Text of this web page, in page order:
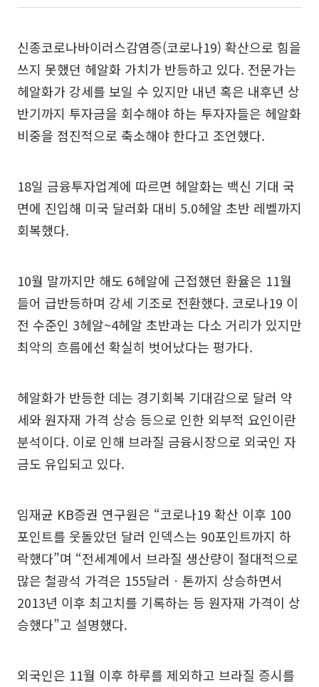
신종코로나바이러스감염증(코로나19) 확산으로 힘을
쓰지 못했던 헤알화 가치가 반등하고 있다. 전문가는
헤알화가 강세를 보일 수 있지만 내년 혹은 내후년 상
반기까지 투자금을 회수해야 하는 투자자들은 헤알화
비중을 점진적으로 축소해야 한다고 조언했다.
18일 금융투자업계에 따르면 헤알화는 백신 기대 국
면에 진입해 미국 달러화 대비 5.0헤알 초반 레벨까지
회복했다.
10월 말까지만 해도 6헤알에 근접했던 환율은 11월
들어 급반등하며 강세 기조로 전환했다. 코로나19 이
전 수준인 3헤알~4헤알 초반과는 다소 거리가 있지만
최악의 흐름에선 확실히 벗어났다는 평가다.
헤알화가 반등한 데는 경기회복 기대감으로 달러 약
세와 원자재 가격 상승 등으로 인한 외부적 요인이란
분석이다. 이로 인해 브라질 금융시장으로 외국인 자
금도 유입되고 있다.
임재균 KB증권 연구원은 “코로나19 확산 이후 100
포인트를 웃돌았던 달러 인덱스는 90포인트까지 하
락했다”며 “전세계에서 브라질 생산량이 절대적으로
많은 철광석 가격은 155달러ㆍ톤까지 상승하면서
2013년 이후 최고치를 기록하는 등 원자재 가격이 상
승했다”고 설명했다.
외국인은 11월 이후 하루를 제외하고 브라질 증시를